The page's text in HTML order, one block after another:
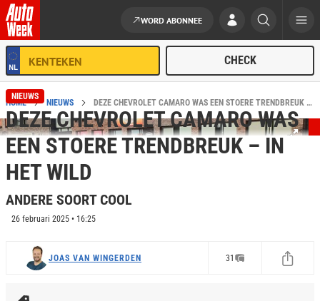
Ga naar de inhoud
WORD ABONNEE
HOME NIEUWS DEZE CHEVROLET CAMARO WAS EEN STOERE TRENDBREUK - IN HET WILD
NIEUWS
DEZE CHEVROLET CAMARO WAS
EEN STOERE TRENDBREUK – IN
HET WILD
ANDERE SOORT COOL
26 februari 2025 • 16:25
JOAS VAN WINGERDEN 31